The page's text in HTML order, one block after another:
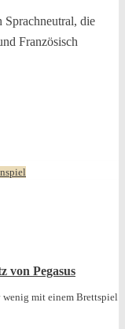
die
Französisch
von Pegasus
mit einem Brettspiel